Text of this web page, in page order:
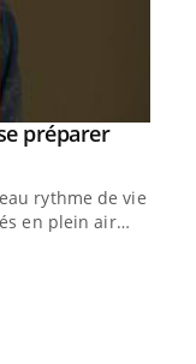
préparer
rythme de vie !
en plein air…